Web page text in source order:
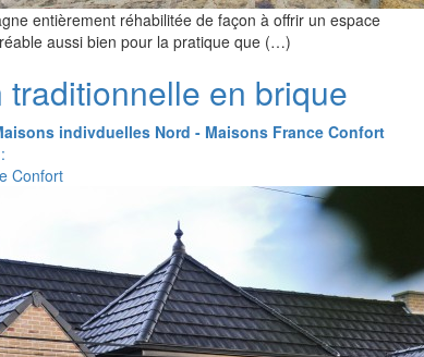
entièrement réhabilitée de façon à offrir un espace
aussi bien pour la pratique que (…)
traditionnelle en brique
indivduelles Nord - Maisons France Confort
Confort